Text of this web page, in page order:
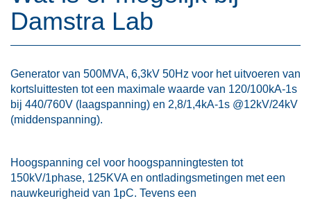
Damstra Lab
Generator van 500MVA, 6,3kV 50Hz voor het uitvoeren van
kortsluittesten tot een maximale waarde van 120/100kA-1s
bij 440/760V (laagspanning) en 2,8/1,4kA-1s @12kV/24kV
(middenspanning).
Hoogspanning cel voor hoogspanningtesten tot
150kV/1phase, 125KVA en ontladingsmetingen met een
nauwkeurigheid van 1pC. Tevens een